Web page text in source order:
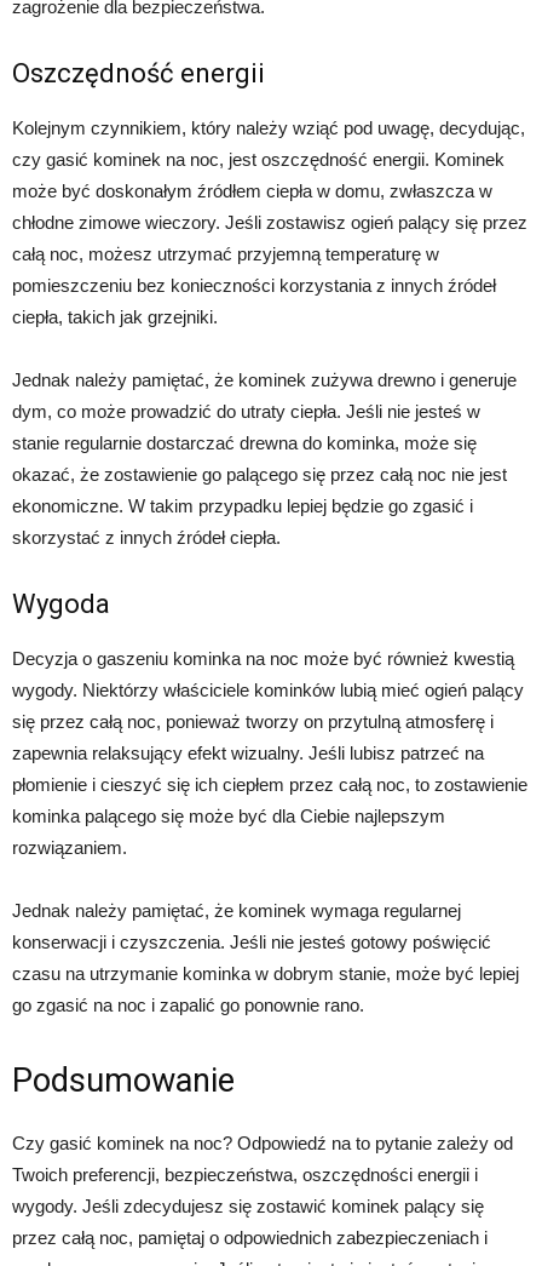
zagrożenie dla bezpieczeństwa.
Oszczędność energii
Kolejnym czynnikiem, który należy wziąć pod uwagę, decydując,
czy gasić kominek na noc, jest oszczędność energii. Kominek
może być doskonałym źródłem ciepła w domu, zwłaszcza w
chłodne zimowe wieczory. Jeśli zostawisz ogień palący się przez
całą noc, możesz utrzymać przyjemną temperaturę w
pomieszczeniu bez konieczności korzystania z innych źródeł
ciepła, takich jak grzejniki.
Jednak należy pamiętać, że kominek zużywa drewno i generuje
dym, co może prowadzić do utraty ciepła. Jeśli nie jesteś w
stanie regularnie dostarczać drewna do kominka, może się
okazać, że zostawienie go palącego się przez całą noc nie jest
ekonomiczne. W takim przypadku lepiej będzie go zgasić i
skorzystać z innych źródeł ciepła.
Wygoda
Decyzja o gaszeniu kominka na noc może być również kwestią
wygody. Niektórzy właściciele kominków lubią mieć ogień palący
się przez całą noc, ponieważ tworzy on przytulną atmosferę i
zapewnia relaksujący efekt wizualny. Jeśli lubisz patrzeć na
płomienie i cieszyć się ich ciepłem przez całą noc, to zostawienie
kominka palącego się może być dla Ciebie najlepszym
rozwiązaniem.
Jednak należy pamiętać, że kominek wymaga regularnej
konserwacji i czyszczenia. Jeśli nie jesteś gotowy poświęcić
czasu na utrzymanie kominka w dobrym stanie, może być lepiej
go zgasić na noc i zapalić go ponownie rano.
Podsumowanie
Czy gasić kominek na noc? Odpowiedź na to pytanie zależy od
Twoich preferencji, bezpieczeństwa, oszczędności energii i
wygody. Jeśli zdecydujesz się zostawić kominek palący się
przez całą noc, pamiętaj o odpowiednich zabezpieczeniach i